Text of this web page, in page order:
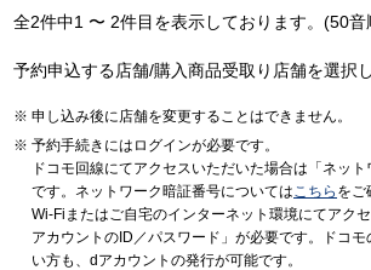
全2件中1 〜 2件目を表示しております。(50音
予約申込する店舗/購入商品受取り店舗を選択
申し込み後に店舗を変更することはできません。
予約手続きにはログインが必要です。
ドコモ回線にてアクセスいただいた場合は「ネッ
です。ネットワーク暗証番号についてはこちら をご
Wi-Fiまたはご自宅のインターネット環境にてアク
アカウントのID／パスワード」が必要です。ドコ
い方も、dアカウントの発行が可能です。